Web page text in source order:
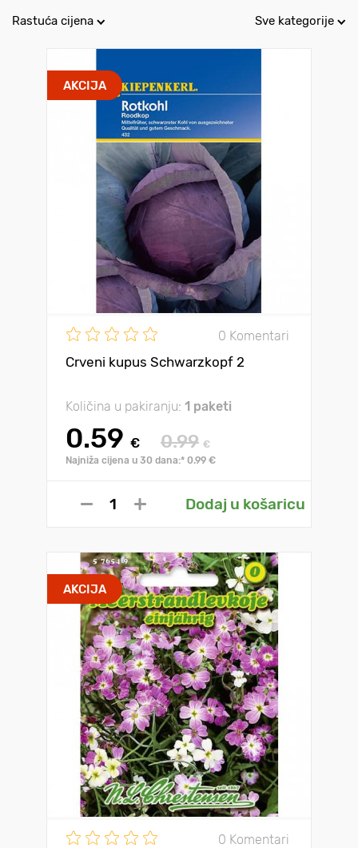
Rastuća cijena Sve kategorije
AKCIJA
0 Komentari
Crveni kupus Schwarzkopf 2
Količina u pakiranju: 1 paketi
0.59 € 0.99 €
Najniža cijena u 30 dana:* 0.99 €
Dodaj u košaricu
AKCIJA
0 Komentari